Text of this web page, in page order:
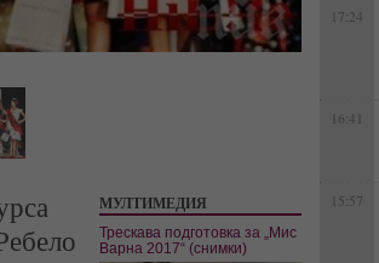
МУЛТИМЕДИЯ
Трескава подготовка за „Мис
Варна 2017“ (снимки)
17:24
16:41
15:57